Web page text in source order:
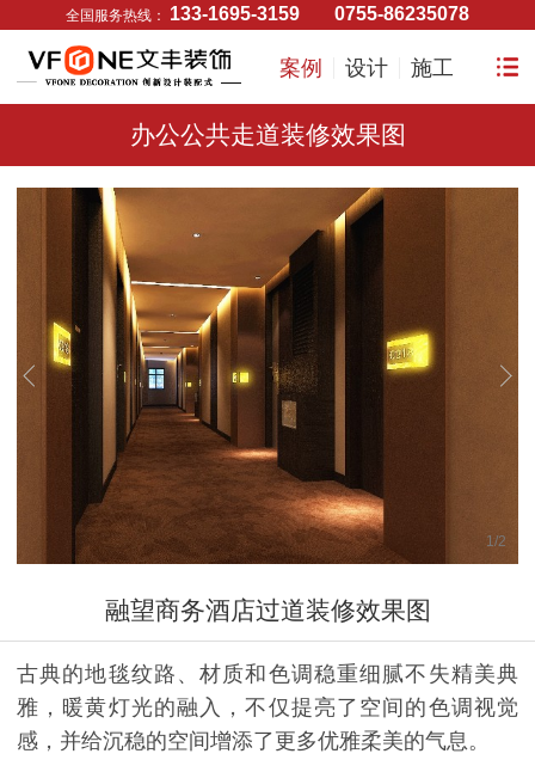
全国服务热线： 133-1695-3159 0755-86235078
案例 设计 施工
办公公共走道装修效果图
1 /2
融望商务酒店过道装修效果图
古典的地毯纹路、材质和色调稳重细腻不失精美典
雅，暖黄灯光的融入，不仅提亮了空间的色调视觉
感，并给沉稳的空间增添了更多优雅柔美的气息。